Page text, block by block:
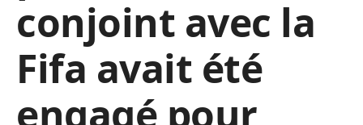
conjoint avec la
Fifa avait été
engagé pour